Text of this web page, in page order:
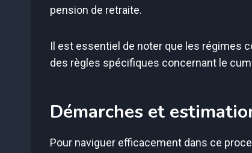
pension de retraite.
Il est essentiel de noter que les régimes
des règles spécifiques concernant le
Démarches et
Pour naviguer efficacement dans ce